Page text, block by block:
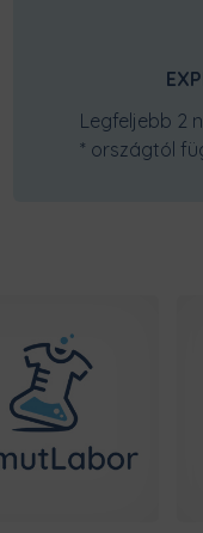
Legfeljebb 2
* országtól